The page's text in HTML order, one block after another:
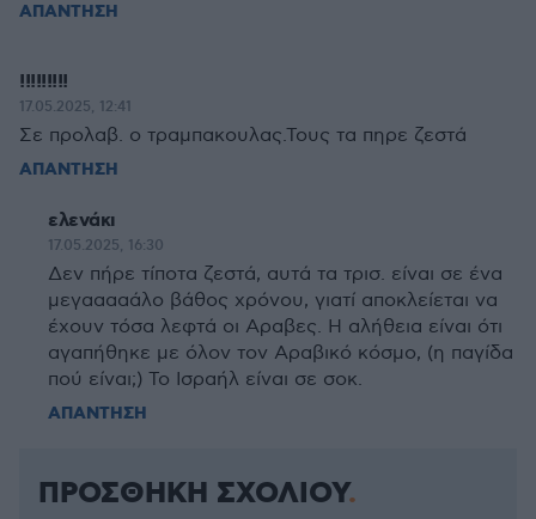
ΑΠΑΝΤΗΣΗ
!!!!!!!!!
17.05.2025, 12:41
Σε προλαβ. ο τραμπακουλας.Τους τα πηρε ζεστά
ΑΠΑΝΤΗΣΗ
ελενάκι
17.05.2025, 16:30
Δεν πήρε τίποτα ζεστά, αυτά τα τρισ. είναι σε ένα
μεγααααάλο βάθος χρόνου, γιατί αποκλείεται να
έχουν τόσα λεφτά οι Αραβες. Η αλήθεια είναι ότι
αγαπήθηκε με όλον τον Αραβικό κόσμο, (η παγίδα
πού είναι;) Το Ισραήλ είναι σε σοκ.
ΑΠΑΝΤΗΣΗ
ΠΡΟΣΘΗΚΗ ΣΧΟΛΙΟΥ